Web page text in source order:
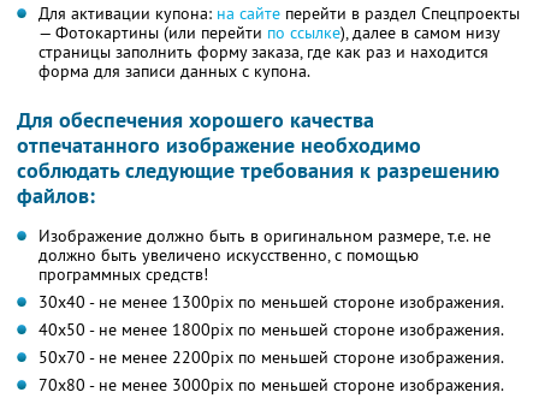
Для активации купона: на сайте перейти в раздел Спецпроекты
— Фотокартины (или перейти по ссылке), далее в самом низу
страницы заполнить форму заказа, где как раз и находится
форма для записи данных с купона.
Для обеспечения хорошего качества
отпечатанного изображение необходимо
соблюдать следующие требования к разрешению
файлов:
Изображение должно быть в оригинальном размере, т.е. не
должно быть увеличено искусственно, с помощью
программных средств!
30х40 - не менее 1300pix по меньшей стороне изображения.
40х50 - не менее 1800pix по меньшей стороне изображения.
50х70 - не менее 2200pix по меньшей стороне изображения.
70х80 - не менее 3000pix по меньшей стороне изображения.